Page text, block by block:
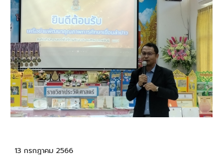
13 กรกฎาคม 2566